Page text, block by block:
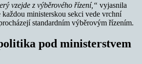
vzejde z výběrového řízení,“ vyjasnila
ministerskou sekci vede vrchní
standardním výběrovým řízením.
pod ministerstvem